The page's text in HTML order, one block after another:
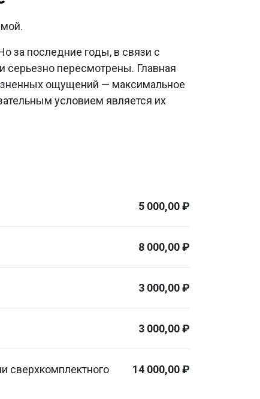
за последние годы, в связи с
серьезно пересмотрены. Главная
ощущений — максимальное
условием является их
5 000,00 ₽
8 000,00 ₽
3 000,00 ₽
3 000,00 ₽
сверхкомплектного
14 000,00 ₽